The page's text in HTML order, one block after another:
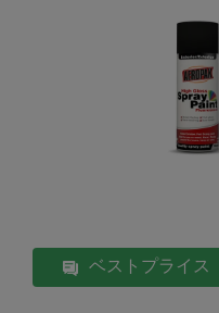
ベストプライス